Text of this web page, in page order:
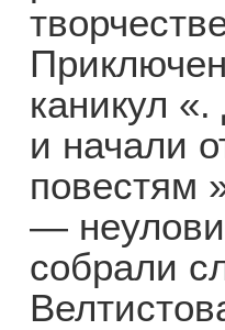
каникул
и начали
повестям
—
собрали